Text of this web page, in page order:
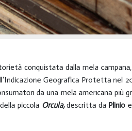
conquistata dalla mela
Geografica Protetta nel
da una mela americana più
piccola Orcula,descritta da Plinio